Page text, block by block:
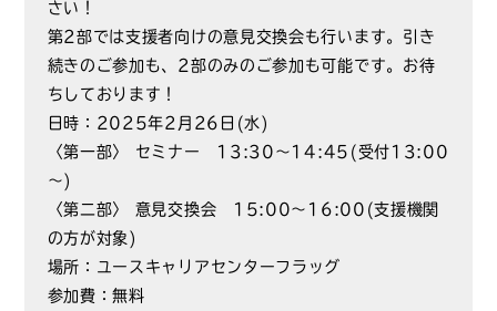
さい！
第2部では支援者向けの意見交換会も行います。引き
続きのご参加も、2部のみのご参加も可能です。お待
ちしております！
日時：2025年2月26日(水)
〈第一部〉 セミナー 13:30～14:45(受付13:00
～)
〈第二部〉 意見交換会 15:00～16:00(支援機関
の方が対象)
場所：ユースキャリアセンターフラッグ
参加費：無料